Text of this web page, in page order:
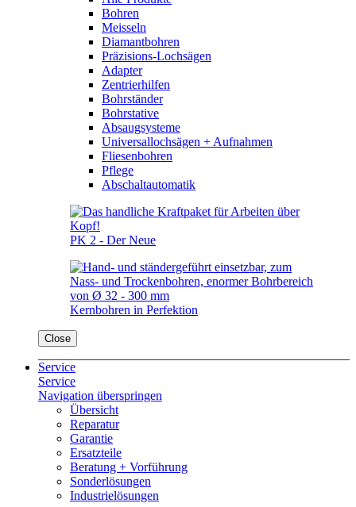
Bohren
Meisseln
Diamantbohren
Präzisions-Lochsägen
Adapter
Zentrierhilfen
Bohrständer
Bohrstative
Absaugsysteme
Universallochsägen + Aufnahmen
Fliesenbohren
Pflege
Abschaltautomatik
PK 2 - Der Neue
Kernbohren in Perfektion
Close
Service
Service
Navigation überspringen
Übersicht
Reparatur
Garantie
Ersatzteile
Beratung + Vorführung
Sonderlösungen
Industrielösungen